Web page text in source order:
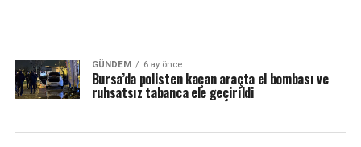
GÜNDEM 6 ay önce
Bursa’da polisten kaçan araçta el bombası ve
ruhsatsız tabanca ele geçirildi